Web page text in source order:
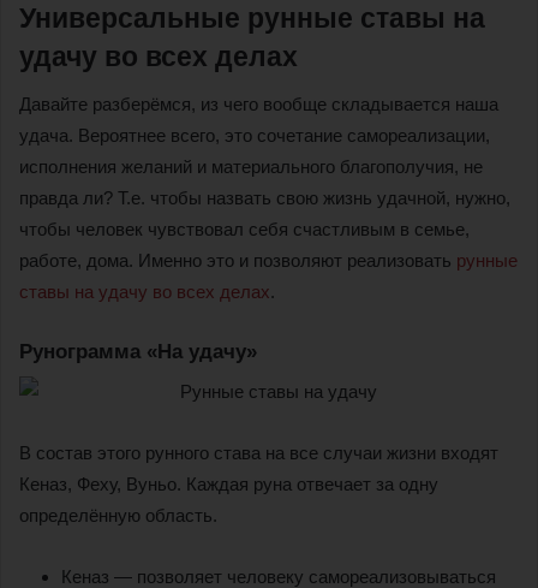
Универсальные рунные ставы на
удачу во всех делах
Давайте разберёмся, из чего вообще складывается наша
удача. Вероятнее всего, это сочетание самореализации,
исполнения желаний и материального благополучия, не
правда ли? Т.е. чтобы назвать свою жизнь удачной, нужно,
чтобы человек чувствовал себя счастливым в семье,
работе, дома. Именно это и позволяют реализовать рунные
ставы на удачу во всех делах.
Рунограмма «На удачу»
В состав этого рунного става на все случаи жизни входят
Кеназ, Феху, Вуньо. Каждая руна отвечает за одну
определённую область.
Кеназ — позволяет человеку самореализовываться